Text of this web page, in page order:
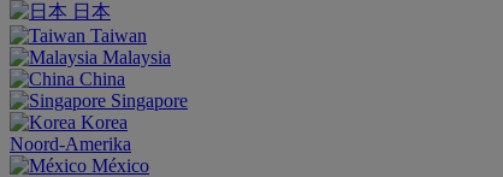
日本
Taiwan
Malaysia
China
Singapore
Korea
Noord-Amerika
México